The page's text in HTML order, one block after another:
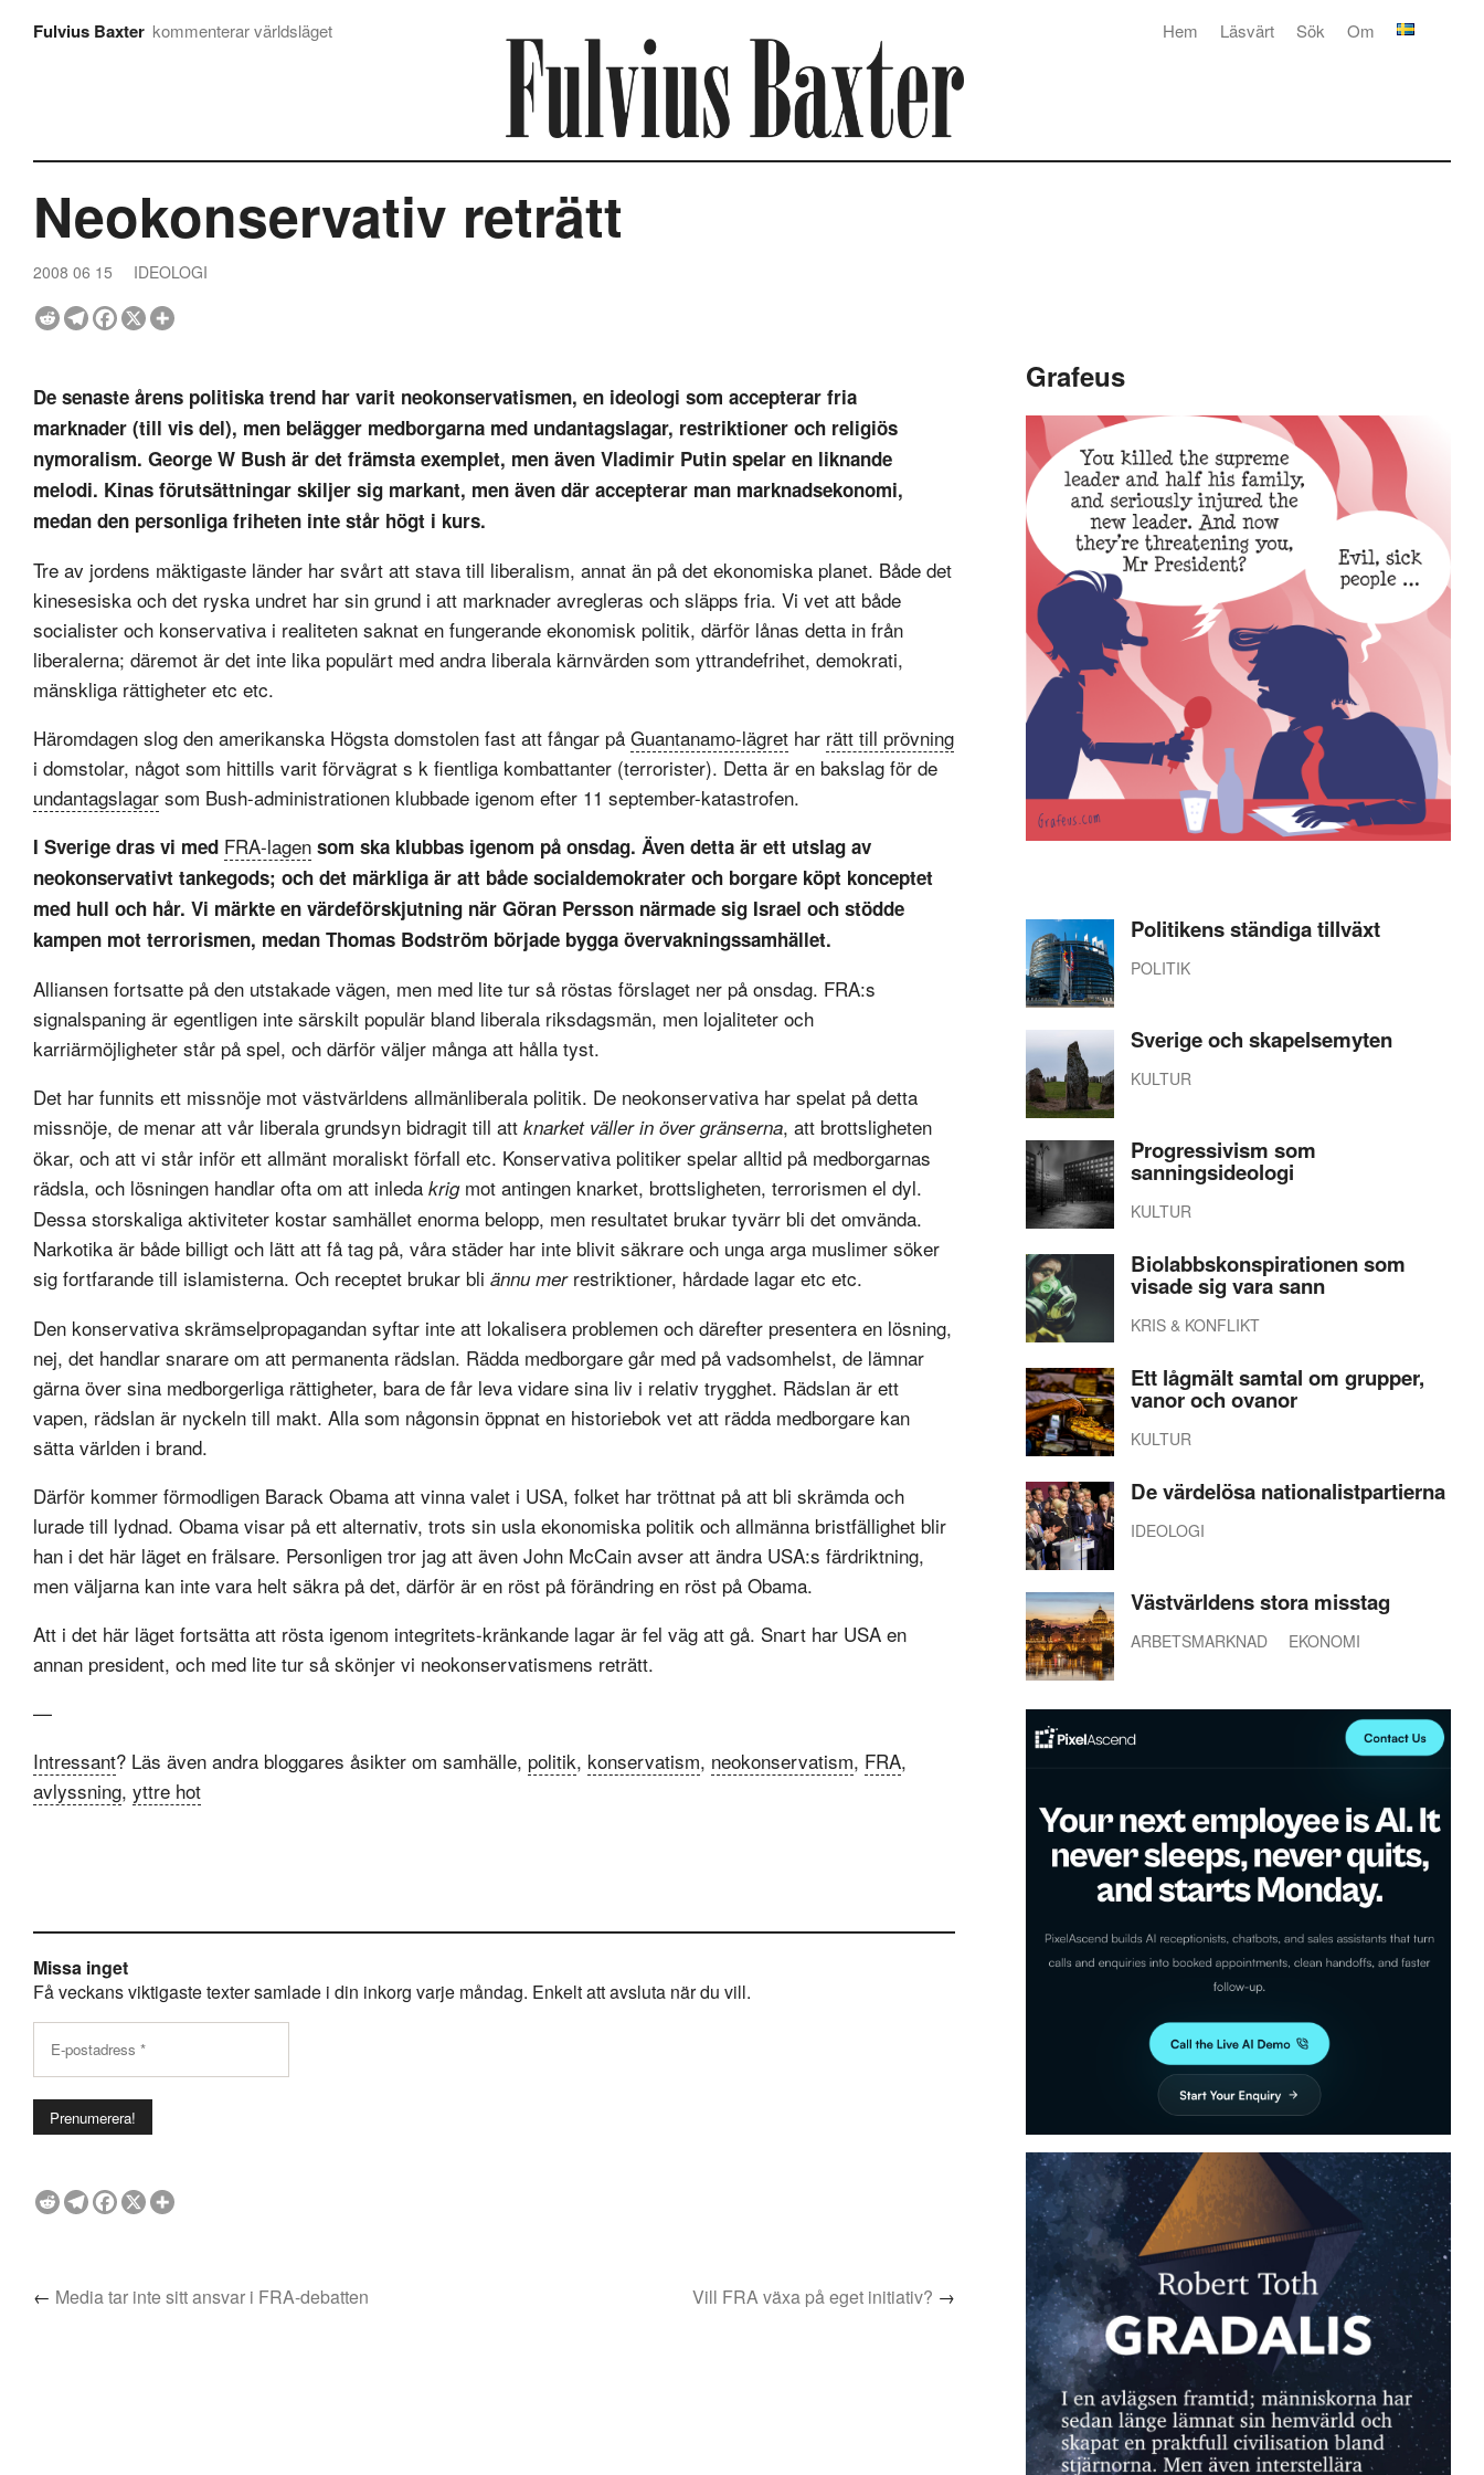
Fulvius Baxter kommenterar världsläget Om
Sök
Läsvärt
Hem
Neokonservativ reträtt
2008 06 15 IDEOLOGI
De senaste årens politiska trend har varit neokonservatismen, en ideologi som accepterar fria
marknader (till vis del), men belägger medborgarna med undantagslagar, restriktioner och religiös
nymoralism. George W Bush är det främsta exemplet, men även Vladimir Putin spelar en liknande
melodi. Kinas förutsättningar skiljer sig markant, men även där accepterar man marknadsekonomi,
medan den personliga friheten inte står högt i kurs.
Tre av jordens mäktigaste länder har svårt att stava till liberalism, annat än på det ekonomiska planet. Både det
kinesesiska och det ryska undret har sin grund i att marknader avregleras och släpps fria. Vi vet att både
socialister och konservativa i realiteten saknat en fungerande ekonomisk politik, därför lånas detta in från
liberalerna; däremot är det inte lika populärt med andra liberala kärnvärden som yttrandefrihet, demokrati,
mänskliga rättigheter etc etc.
Häromdagen slog den amerikanska Högsta domstolen fast att fångar på Guantanamo-lägret har rätt till prövning
i domstolar, något som hittills varit förvägrat s k fientliga kombattanter (terrorister). Detta är en bakslag för de
undantagslagar som Bush-administrationen klubbade igenom efter 11 september-katastrofen.
I Sverige dras vi med FRA-lagen som ska klubbas igenom på onsdag. Även detta är ett utslag av
neokonservativt tankegods; och det märkliga är att både socialdemokrater och borgare köpt konceptet
med hull och hår. Vi märkte en värdeförskjutning när Göran Persson närmade sig Israel och stödde
kampen mot terrorismen, medan Thomas Bodström började bygga övervakningssamhället.
Alliansen fortsatte på den utstakade vägen, men med lite tur så röstas förslaget ner på onsdag. FRA:s
signalspaning är egentligen inte särskilt populär bland liberala riksdagsmän, men lojaliteter och
karriärmöjligheter står på spel, och därför väljer många att hålla tyst.
Det har funnits ett missnöje mot västvärldens allmänliberala politik. De neokonservativa har spelat på detta
missnöje, de menar att vår liberala grundsyn bidragit till att knarket väller in över gränserna, att brottsligheten
ökar, och att vi står inför ett allmänt moraliskt förfall etc. Konservativa politiker spelar alltid på medborgarnas
rädsla, och lösningen handlar ofta om att inleda krig mot antingen knarket, brottsligheten, terrorismen el dyl.
Dessa storskaliga aktiviteter kostar samhället enorma belopp, men resultatet brukar tyvärr bli det omvända.
Narkotika är både billigt och lätt att få tag på, våra städer har inte blivit säkrare och unga arga muslimer söker
sig fortfarande till islamisterna. Och receptet brukar bli ännu merrestriktioner, hårdade lagar etc etc.
Den konservativa skrämselpropagandan syftar inte att lokalisera problemen och därefter presentera en lösning,
nej, det handlar snarare om att permanenta rädslan. Rädda medborgare går med på vadsomhelst, de lämnar
gärna över sina medborgerliga rättigheter, bara de får leva vidare sina liv i relativ trygghet. Rädslan är ett
vapen, rädslan är nyckeln till makt. Alla som någonsin öppnat en historiebok vet att rädda medborgare kan
sätta världen i brand.
Därför kommer förmodligen Barack Obama att vinna valet i USA, folket har tröttnat på att bli skrämda och
lurade till lydnad. Obama visar på ett alternativ, trots sin usla ekonomiska politik och allmänna bristfällighet blir
han i det här läget en frälsare. Personligen tror jag att även John McCain avser att ändra USA:s färdriktning,
men väljarna kan inte vara helt säkra på det, därför är en röst på förändring en röst på Obama.
Att i det här läget fortsätta att rösta igenom integritets-kränkande lagar är fel väg att gå. Snart har USA en
annan president, och med lite tur så skönjer vi neokonservatismens reträtt.
—
Intressant? Läs även andra bloggares åsikter om samhälle, politik, konservatism, neokonservatism, FRA,
avlyssning, yttre hot
Missa inget
Få veckans viktigaste texter samlade i din inkorg varje måndag. Enkelt att avsluta när du vill.
← Media tar inte sitt ansvar i FRA-debatten Vill FRA växa på eget initiativ? →
Grafeus
Politikens ständiga tillväxt
POLITIK
Sverige och skapelsemyten
KULTUR
Progressivism som
sanningsideologi
KULTUR
Biolabbskonspirationen som
visade sig vara sann
KRIS & KONFLIKT
Ett lågmält samtal om grupper,
vanor och ovanor
KULTUR
De värdelösa nationalistpartierna
IDEOLOGI
Västvärldens stora misstag
ARBETSMARKNAD EKONOMI